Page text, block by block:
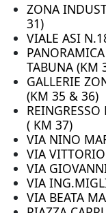
ZONA
31)
VIALE ASI
TABUNA (KM
GALLERIE
(KM 35 & 36)
( KM 37)
VIA NINO
VIA
VIA
VIA
VIA BEATA